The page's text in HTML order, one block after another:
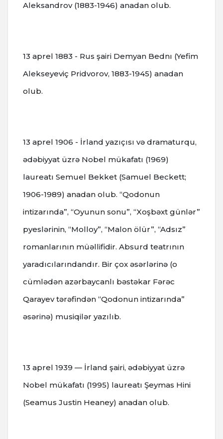
Aleksandrov (1883-1946) anadan olub.
13 aprel 1883 - Rus şairi Demyan Bednı (Yefim
Alekseyeviç Pridvorov, 1883-1945) anadan
olub.
13 aprel 1906 - İrland yazıçısı və dramaturqu,
ədəbiyyat üzrə Nobel mükafatı (1969)
laureatı Semuel Bekket (Samuel Beckett;
1906-1989) anadan olub. “Qodonun
intizarında”, “Oyunun sonu”, “Xoşbəxt günlər”
pyeslərinin, “Molloy”, “Malon ölür”, “Adsız”
romanlarının müəllifidir. Absurd teatrının
yaradıcılarındandır. Bir çox əsərlərinə (o
cümlədən azərbaycanlı bəstəkar Fərəc
Qarayev tərəfindən “Qodonun intizarında”
əsərinə) musiqilər yazılıb.
13 aprel 1939 — İrland şairi, ədəbiyyat üzrə
Nobel mükafatı (1995) laureatı Şeymas Hini
(Seamus Justin Heaney) anadan olub.